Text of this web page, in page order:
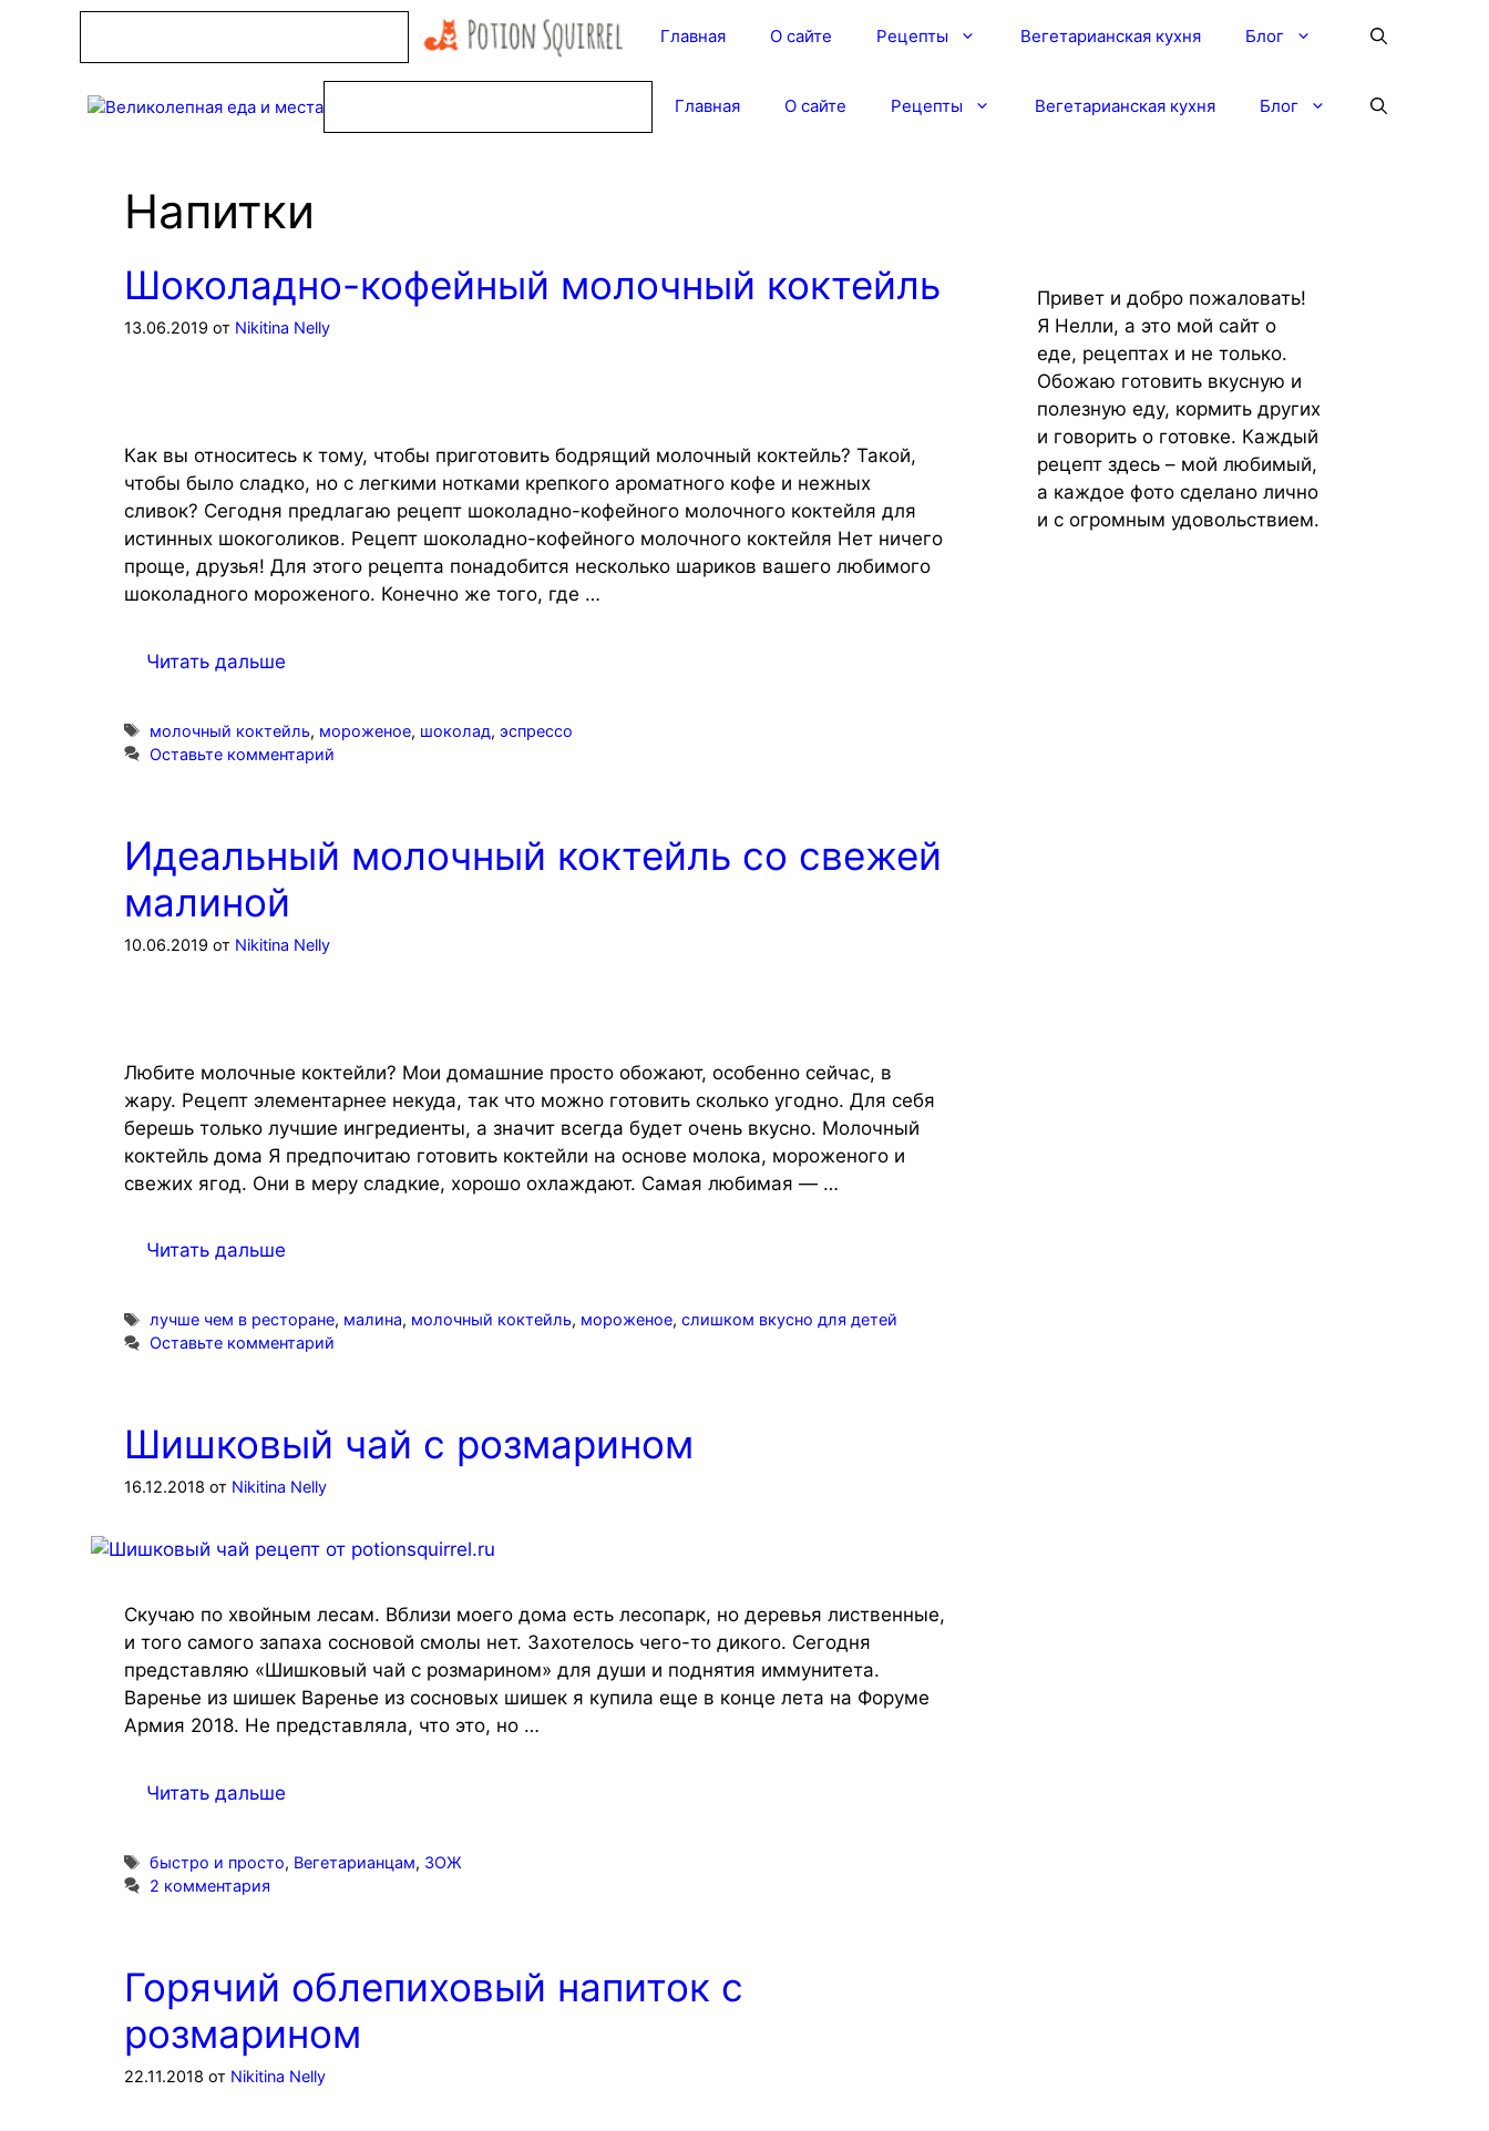
содержимому
Главная О сайте Рецепты Вегетарианская кухня Блог
Главная О сайте Рецепты Вегетарианская кухня Блог
Напитки
Шоколадно-кофейный молочный коктейль
13.06.2019 от Nikitina Nelly
Как вы относитесь к тому, чтобы приготовить бодрящий молочный коктейль? Такой,
чтобы было сладко, но с легкими нотками крепкого ароматного кофе и нежных
сливок? Сегодня предлагаю рецепт шоколадно-кофейного молочного коктейля для
истинных шокоголиков. Рецепт шоколадно-кофейного молочного коктейля Нет ничего
проще, друзья! Для этого рецепта понадобится несколько шариков вашего любимого
шоколадного мороженого. Конечно же того, где …
Читать дальше
Метки
молочный коктейль, мороженое, шоколад,эспрессо
Оставьте комментарий
Идеальный молочный коктейль со свежей
малиной
10.06.2019 от Nikitina Nelly
Любите молочные коктейли? Мои домашние просто обожают, особенно сейчас, в
жару. Рецепт элементарнее некуда, так что можно готовить сколько угодно. Для себя
берешь только лучшие ингредиенты, а значит всегда будет очень вкусно. Молочный
коктейль дома Я предпочитаю готовить коктейли на основе молока, мороженого и
свежих ягод. Они в меру сладкие, хорошо охлаждают. Самая любимая — …
Читать дальше
Метки
лучше чем в ресторане, малина, молочный коктейль, мороженое,слишком вкусно для детей
Оставьте комментарий
Шишковый чай с розмарином
16.12.2018 от Nikitina Nelly
Скучаю по хвойным лесам. Вблизи моего дома есть лесопарк, но деревья лиственные,
и того самого запаха сосновой смолы нет. Захотелось чего-то дикого. Сегодня
представляю «Шишковый чай с розмарином» для души и поднятия иммунитета.
Варенье из шишек Варенье из сосновых шишек я купила еще в конце лета на Форуме
Армия 2018. Не представляла, что это, но …
Читать дальше
Метки
быстро и просто, Вегетарианцам, ЗОЖ
2 комментария
Горячий облепиховый напиток с
розмарином
22.11.2018 от Nikitina Nelly
Привет и добро пожаловать!
Я Нелли, а это мой сайт о
еде, рецептах и не только.
Обожаю готовить вкусную и
полезную еду, кормить других
и говорить о готовке. Каждый
рецепт здесь – мой любимый,
а каждое фото сделано лично
и с огромным удовольствием.